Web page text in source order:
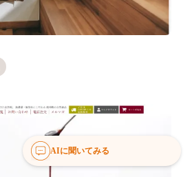
AIに聞いてみる